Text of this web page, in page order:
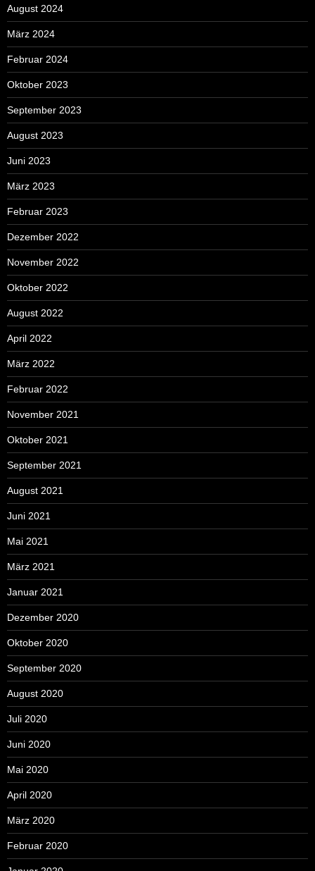
August 2024
März 2024
Februar 2024
Oktober 2023
September 2023
August 2023
Juni 2023
März 2023
Februar 2023
Dezember 2022
November 2022
Oktober 2022
August 2022
April 2022
März 2022
Februar 2022
November 2021
Oktober 2021
September 2021
August 2021
Juni 2021
Mai 2021
März 2021
Januar 2021
Dezember 2020
Oktober 2020
September 2020
August 2020
Juli 2020
Juni 2020
Mai 2020
April 2020
März 2020
Februar 2020